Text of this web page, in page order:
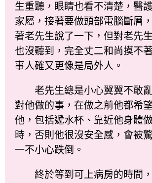
生重聽，眼睛也看不清楚，醫
家屬，接著要做頭部電腦斷層
著老先生說了一下，但對老先
也沒聽到，完全丈二和尚摸不
事人確又更像是局外人。
老先生總是小心翼翼不敢亂
對他做的事，在做之前他都希
他，包括遞水杯、靠近他身體
時，否則他很沒安全感，會被
一不小心跌倒。
終於等到可上病房的時間，